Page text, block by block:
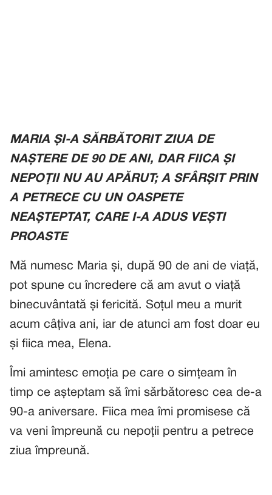
MARIA ȘI-A SĂRBĂTORIT ZIUA DE
NAȘTERE DE 90 DE ANI, DAR FIICA ȘI
NEPOȚII NU AU APĂRUT; A SFÂRȘIT PRIN
A PETRECE CU UN OASPETE
NEAȘTEPTAT, CARE I-A ADUS VEȘTI
PROASTE
Mă numesc Maria și, după 90 de ani de viață,
pot spune cu încredere că am avut o viață
binecuvântată și fericită. Soțul meu a murit
acum câțiva ani, iar de atunci am fost doar eu
și fiica mea, Elena.
Îmi amintesc emoția pe care o simțeam în
timp ce așteptam să îmi sărbătoresc cea de-a
90-a aniversare. Fiica mea îmi promisese că
va veni împreună cu nepoții pentru a petrece
ziua împreună.